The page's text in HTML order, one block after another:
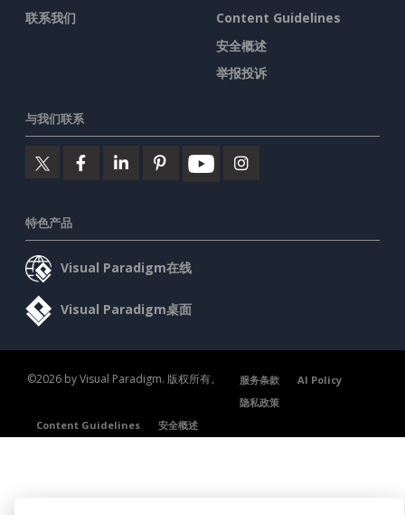
联系我们
Content Guidelines
安全概述
举报投诉
与我们联系
特色产品
Visual Paradigm在线
Visual Paradigm桌面
©2026 by Visual Paradigm. 版权所有。 服务条款
AI Policy
隐私政策
Content Guidelines
安全概述